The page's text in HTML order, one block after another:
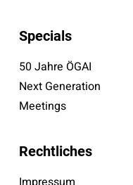
Specials
50 Jahre ÖGAI
Next Generation
Meetings
Rechtliches